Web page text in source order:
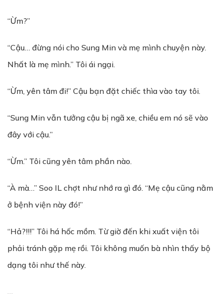
“Ừm?”
“Cậu… đừng nói cho Sung Min và mẹ mình chuyện này.
Nhất là mẹ mình.” Tôi ái ngại.
“Ừm, yên tâm đi!” Cậu bạn đặt chiếc thìa vào tay tôi.
“Sung Min vẫn tưởng cậu bị ngã xe, chiều em nó sẽ vào
đây với cậu.”
“Ừm.” Tôi cũng yên tâm phần nào.
“À mà…” Soo IL chợt như nhớ ra gì đó. “Mẹ cậu cũng nằm
ở bệnh viện này đó!”
“Hả?!!!” Tôi há hốc mồm. Từ giờ đến khi xuất viện tôi
phải tránh gặp mẹ rồi. Tôi không muốn bà nhìn thấy bộ
dạng tôi như thế này.
…